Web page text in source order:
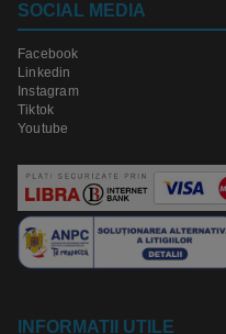
SOCIAL MEDIA
Facebook
Linkedin
Instagram
Tiktok
Youtube
INFORMATII UTILE